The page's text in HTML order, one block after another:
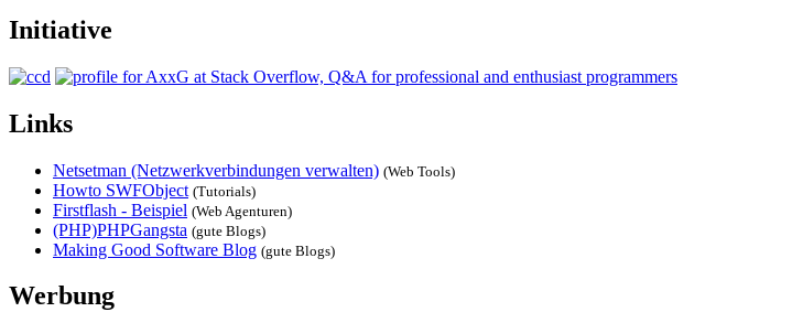
Initiative
Links
Netsetman (Netzwerkverbindungen verwalten) (Web Tools)
Howto SWFObject (Tutorials)
Firstflash - Beispiel (Web Agenturen)
(PHP)PHPGangsta (gute Blogs)
Making Good Software Blog (gute Blogs)
Werbung